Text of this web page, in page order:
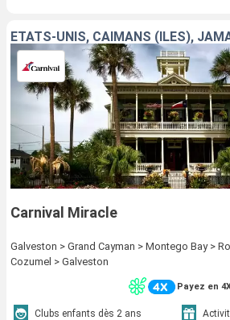
Carnival Miracle
Galveston > Grand Cayman > Montego Bay >
Cozumel > Galveston
Payez en
Clubs enfants dès 2 ans